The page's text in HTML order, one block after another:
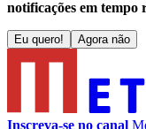
notificações em tempo
Eu quero! Agora não
Inscreva-se no canal